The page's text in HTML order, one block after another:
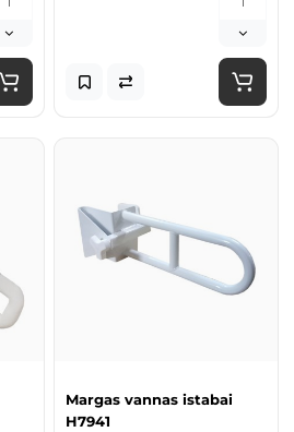
Margas vannas istabai
H7941 ​